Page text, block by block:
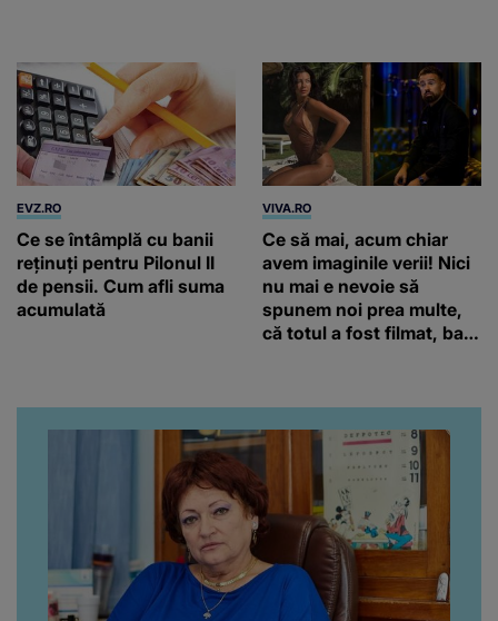
EVZ.RO
Ce se întâmplă cu banii
reținuți pentru Pilonul II
de pensii. Cum afli suma
acumulată
VIVA.RO
Ce să mai, acum chiar
avem imaginile verii! Nici
nu mai e nevoie să
spunem noi prea multe,
că totul a fost filmat, ba
da, frumoasa iubită a lui
Florin Ristei e...